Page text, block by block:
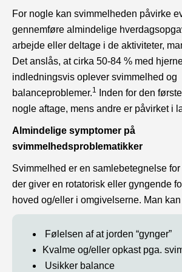
For nogle kan svimmelheden påvirke
gennemføre almindelige
arbejde eller deltage i de aktiviteter,
Det anslås, at cirka 50-84 % med
indledningsvis oplever svimmelhed og
balanceproblemer.1
Inden for den
nogle aftage, mens andre er påvirket i
Almindelige symptomer på
svimmelhedsproblematikker
Svimmelhed er en samlebetegnelse for
der giver en rotatorisk eller gyngende
hoved og/eller i omgivelserne. Man
Følelsen af at jorden “gynger”
Kvalme og/eller opkast pga.
Usikker balance